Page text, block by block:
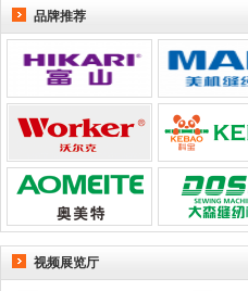
品牌推荐
视频展览厅